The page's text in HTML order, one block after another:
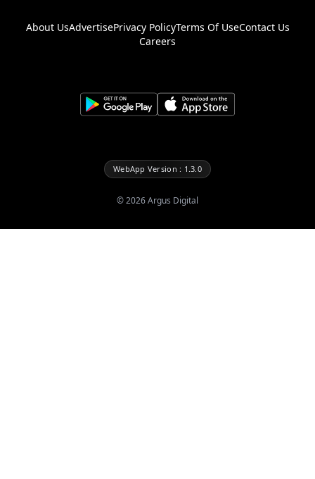
About UsAdvertisePrivacy PolicyTerms Of UseContact Us
Careers
WebApp Version : 1.3.0
©2026Argus Digital